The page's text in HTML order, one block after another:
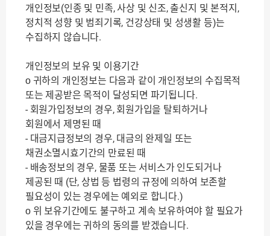
개인정보(인종 및 민족, 사상 및 신조, 출신지 및 본적지,
정치적 성향 및 범죄기록, 건강상태 및 성생활 등)는
수집하지 않습니다.
개인정보의 보유 및 이용기간
ο 귀하의 개인정보는 다음과 같이 개인정보의 수집목적
또는 제공받은 목적이 달성되면 파기됩니다.
- 회원가입정보의 경우, 회원가입을 탈퇴하거나
회원에서 제명된 때
- 대금지급정보의 경우, 대금의 완제일 또는
채권소멸시효기간의 만료된 때
- 배송정보의 경우, 물품 또는 서비스가 인도되거나
제공된 때 (단, 상법 등 법령의 규정에 의하여 보존할
필요성이 있는 경우에는 예외로 합니다.)
ο 위 보유기간에도 불구하고 계속 보유하여야 할 필요가
있을 경우에는 귀하의 동의를 받겠습니다.